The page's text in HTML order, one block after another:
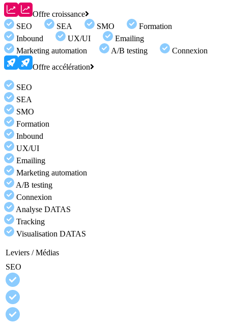
Offre croissance
SEO
SEA SMO
Formation
Inbound
UX/UI
Emailing
Marketing automation
A/B testing
Connexion
Offre accélération
SEO
SEA
SMO
Formation
Inbound
UX/UI
Emailing
Marketing automation
A/B testing
Connexion
Analyse DATAS
Tracking
Visualisation DATAS
Leviers / Médias
SEO